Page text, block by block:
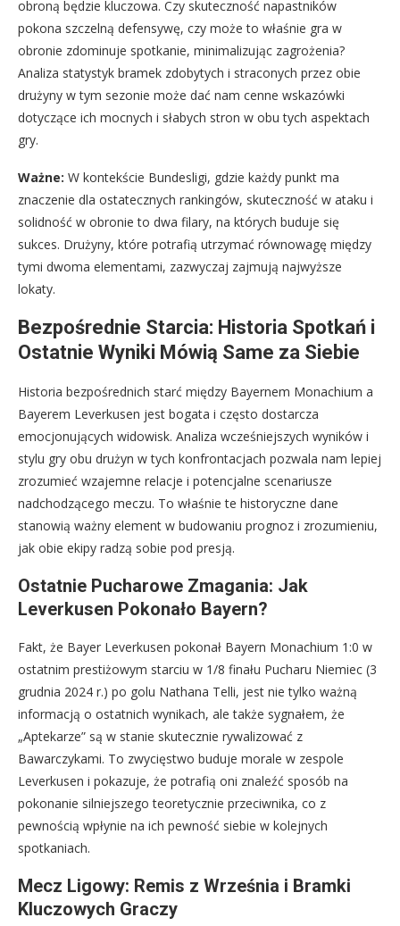
obroną będzie kluczowa. Czy skuteczność napastników
pokona szczelną defensywę, czy może to właśnie gra w
obronie zdominuje spotkanie, minimalizując zagrożenia?
Analiza statystyk bramek zdobytych i straconych przez obie
drużyny w tym sezonie może dać nam cenne wskazówki
dotyczące ich mocnych i słabych stron w obu tych aspektach
gry.
Ważne: W kontekście Bundesligi, gdzie każdy punkt ma
znaczenie dla ostatecznych rankingów, skuteczność w ataku i
solidność w obronie to dwa filary, na których buduje się
sukces. Drużyny, które potrafią utrzymać równowagę między
tymi dwoma elementami, zazwyczaj zajmują najwyższe
lokaty.
Bezpośrednie Starcia: Historia Spotkań i
Ostatnie Wyniki Mówią Same za Siebie
Historia bezpośrednich starć między Bayernem Monachium a
Bayerem Leverkusen jest bogata i często dostarcza
emocjonujących widowisk. Analiza wcześniejszych wyników i
stylu gry obu drużyn w tych konfrontacjach pozwala nam lepiej
zrozumieć wzajemne relacje i potencjalne scenariusze
nadchodzącego meczu. To właśnie te historyczne dane
stanowią ważny element w budowaniu prognoz i zrozumieniu,
jak obie ekipy radzą sobie pod presją.
Ostatnie Pucharowe Zmagania: Jak
Leverkusen Pokonało Bayern?
Fakt, że Bayer Leverkusen pokonał Bayern Monachium 1:0 w
ostatnim prestiżowym starciu w 1/8 finału Pucharu Niemiec (3
grudnia 2024 r.) po golu Nathana Telli, jest nie tylko ważną
informacją o ostatnich wynikach, ale także sygnałem, że
„Aptekarze” są w stanie skutecznie rywalizować z
Bawarczykami. To zwycięstwo buduje morale w zespole
Leverkusen i pokazuje, że potrafią oni znaleźć sposób na
pokonanie silniejszego teoretycznie przeciwnika, co z
pewnością wpłynie na ich pewność siebie w kolejnych
spotkaniach.
Mecz Ligowy: Remis z Września i Bramki
Kluczowych Graczy